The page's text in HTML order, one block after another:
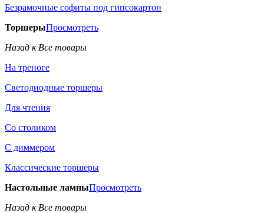
Безрамочные софиты под гипсокартон
ТоршерыПросмотреть
Назад к Все товары
На треноге
Светодиодные торшеры
Для чтения
Со столиком
С диммером
Классические торшеры
Настольные лампыПросмотреть
Назад к Все товары